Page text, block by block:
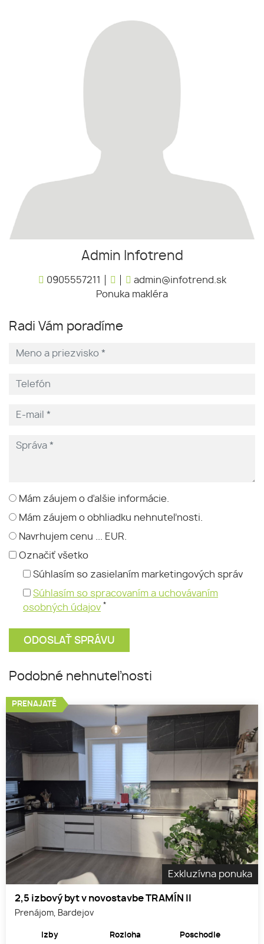
Admin Infotrend
0905557211
admin@infotrend.sk
Ponuka makléra
Radi Vám poradíme
Mám záujem o ďalšie informácie.
Mám záujem o obhliadku nehnuteľnosti.
Navrhujem cenu ... EUR.
Označiť všetko
Súhlasím so zasielaním marketingových správ
Súhlasím so spracovaním a uchovávaním
osobných údajov *
Podobné nehnuteľnosti
Exkluzívna ponuka
2,5 izbový byt v novostavbe TRAMÍN II
Prenájom, Bardejov
Izby
Rozloha
Poschodie
PRENAJATÉ